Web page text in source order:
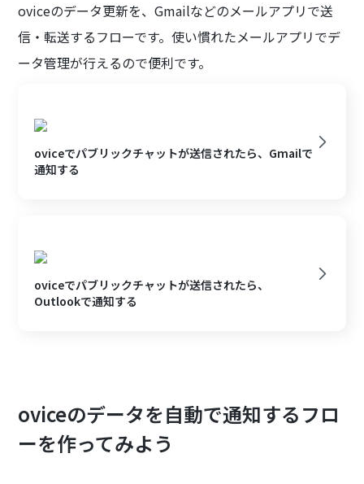
oviceのデータ更新を、Gmailなどのメールアプリで送
信・転送するフローです。使い慣れたメールアプリでデ
ータ管理が行えるので便利です。
oviceでパブリックチャットが送信されたら、Gmailで
通知する
oviceでパブリックチャットが送信されたら、
Outlookで通知する
oviceのデータを自動で通知するフロ
ーを作ってみよう